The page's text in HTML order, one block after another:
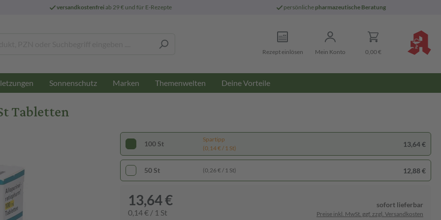
versandkostenfreiab 29 € und für E-Rezepte persönliche pharmazeutische Beratung
Rezept einlösen Mein Konto 0,00 €
Sonnenschutz Marken Themenwelten Deine Vorteile
Tabletten
100 St
Spartipp
(0,14 € / 1 St)
13,64 €
50 St (0,26 € / 1 St) 12,88 €
13,64 €
0,14 € / 1 St
sofort lieferbar
Preise inkl. MwSt. ggf. zzgl. Versandkosten